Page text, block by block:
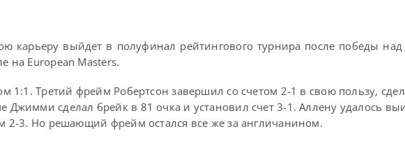
карьеру выйдет в полуфинал рейтингового турнира после победы
на European Masters.
1:1. Третий фрейм Робертсон завершил со счетом 2-1 в свою пользу,
сделал брейк в 81 очка и установил счет 3-1. Аллену удалось
2-3. Но решающий фрейм остался все же за англичанином.